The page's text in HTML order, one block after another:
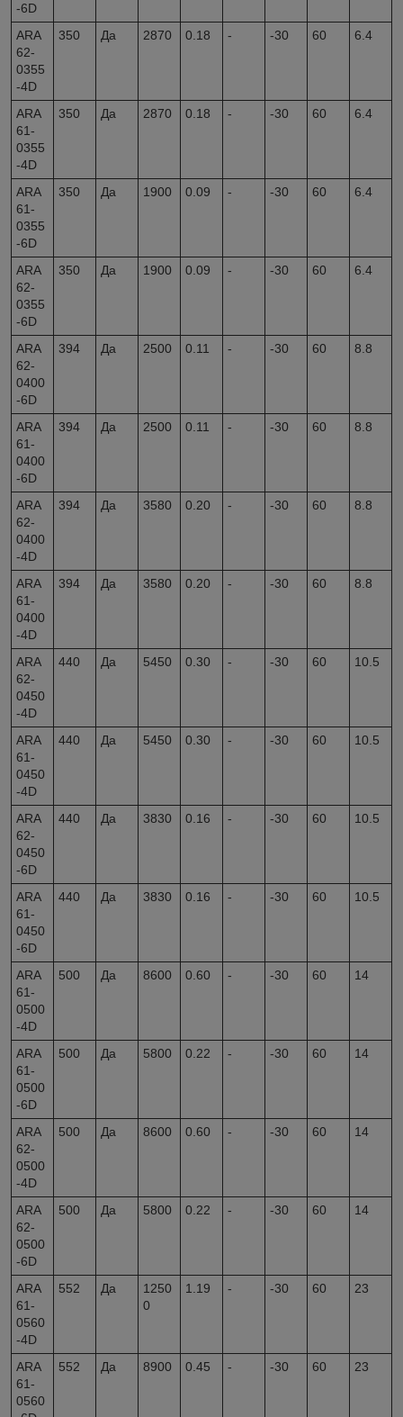
-6D
ARA
62-
0355
-4D
350 Да 2870 0.18 - -30 60 6.4
ARA
61-
0355
-4D
350 Да 2870 0.18 - -30 60 6.4
ARA
61-
0355
-6D
350 Да 1900 0.09 - -30 60 6.4
ARA
62-
0355
-6D
350 Да 1900 0.09 - -30 60 6.4
ARA
62-
0400
-6D
394 Да 2500 0.11 - -30 60 8.8
ARA
61-
0400
-6D
394 Да 2500 0.11 - -30 60 8.8
ARA
62-
0400
-4D
394 Да 3580 0.20 - -30 60 8.8
ARA
61-
0400
-4D
394 Да 3580 0.20 - -30 60 8.8
ARA
62-
0450
-4D
440 Да 5450 0.30 - -30 60 10.5
ARA
61-
0450
-4D
440 Да 5450 0.30 - -30 60 10.5
ARA
62-
0450
-6D
440 Да 3830 0.16 - -30 60 10.5
ARA
61-
0450
-6D
440 Да 3830 0.16 - -30 60 10.5
ARA
61-
0500
-4D
500 Да 8600 0.60 - -30 60 14
ARA
61-
0500
-6D
500 Да 5800 0.22 - -30 60 14
ARA
62-
0500
-4D
500 Да 8600 0.60 - -30 60 14
ARA
62-
0500
-6D
500 Да 5800 0.22 - -30 60 14
ARA
61-
0560
-4D
552 Да
1250
0
1.19 - -30 60 23
ARA
61-
0560
552 Да 8900 0.45 - -30 60 23